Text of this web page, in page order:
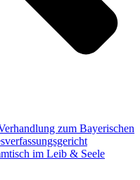
zum Bayerischen
im Leib & Seele